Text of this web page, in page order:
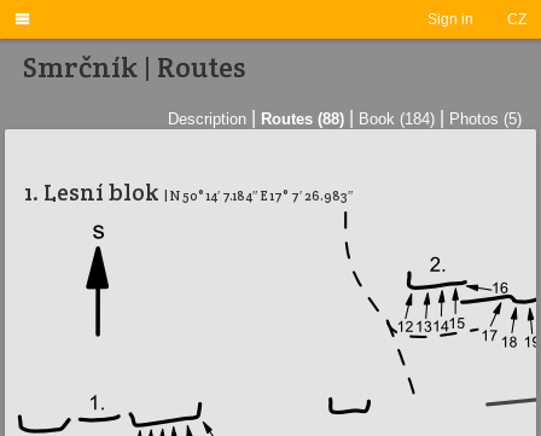
Sign in CZ

Smrčník | Routes
Description Routes (88) Book (184) Photos (5)
1. Lesní­ blok | N 50° 14′ 7.184″ E 17° 7′ 26.983″